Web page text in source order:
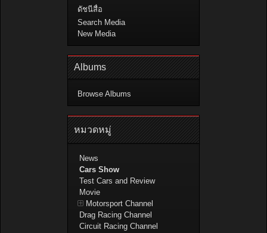
ดัชนีสื่อ
Search Media
New Media
Albums
Browse Albums
หมวดหมู่
News
Cars Show
Test Cars and Review
Movie
Motorsport Channel
Drag Racing Channel
Circuit Racing Channel